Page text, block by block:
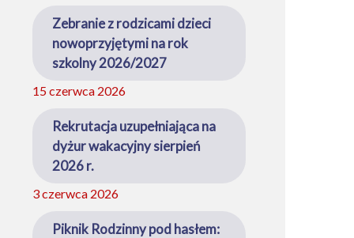
Zebranie z rodzicami dzieci
nowoprzyjętymi na rok
szkolny 2026/2027
15 czerwca 2026
Rekrutacja uzupełniająca na
dyżur wakacyjny sierpień
2026 r.
3 czerwca 2026
Piknik Rodzinny pod hasłem: